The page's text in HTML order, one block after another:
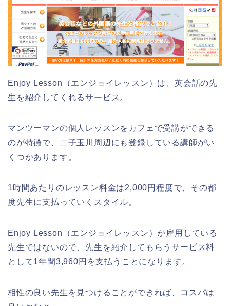
Enjoy Lesson（エンジョイレッスン）は、英会話の先
生を紹介してくれるサービス。
マンツーマンの個人レッスンをカフェで受講ができる
のが特徴で、二子玉川周辺にも登録している講師がい
くつかあります。
1時間あたりのレッスン料金は2,000円程度で、その都
度先生に支払っていくスタイル。
Enjoy Lesson（エンジョイレッスン）が雇用している
先生ではないので、先生を紹介してもらうサービス料
として1年間3,960円を支払うことになります。
相性の良い先生を見つけることができれば、コスパは